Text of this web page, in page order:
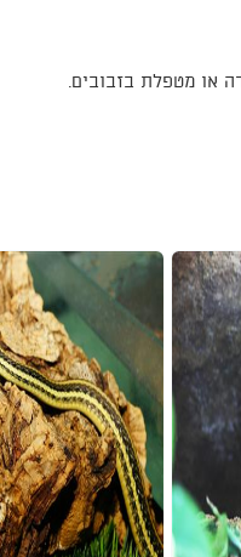
או מטפלת בזבובים.